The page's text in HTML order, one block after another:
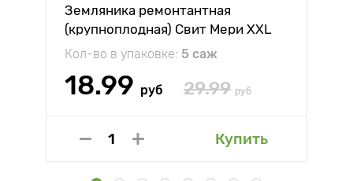
Земляника ремонтантная
(крупноплодная) Свит Мери XXL
Кол-во в упаковке: 5 саж
18.99 руб 29.99 руб
Купить